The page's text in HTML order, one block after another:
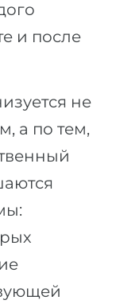
и после
не
а по тем,